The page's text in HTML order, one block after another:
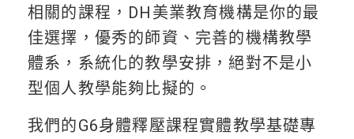
相關的課程，DH美業教育機構是你的最
佳選擇，優秀的師資、完善的機構教學
體系，系統化的教學安排，絕對不是小
型個人教學能夠比擬的。
我們的G6身體釋壓課程實體教學基礎專